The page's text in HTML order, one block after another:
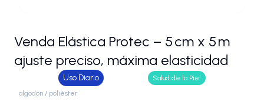
Venda Elástica Protec – 5 cm x 5 m
ajuste preciso, máxima elasticidad
Uso Diario
Salud de la Piel
algodón / poliéster